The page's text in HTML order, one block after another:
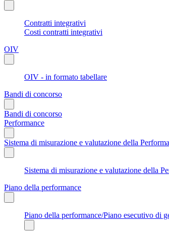
Contratti integrativi
Costi contratti integrativi
OIV
OIV - in formato tabellare
Bandi di concorso
Bandi di concorso
Performance
Sistema di misurazione e valutazione della
Sistema di misurazione e valutazione della
Piano della performance
Piano della performance/Piano esecutivo di